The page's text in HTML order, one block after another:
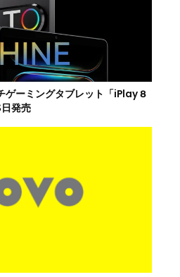
ゲーミングタブレット「iPlay 8
発売